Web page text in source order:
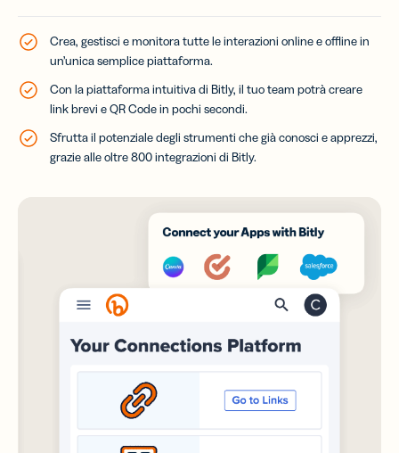
Crea, gestisci e monitora tutte le interazioni online e offline in
un’unica semplice piattaforma.
Con la piattaforma intuitiva di Bitly, il tuo team potrà creare
link brevi e QR Code in pochi secondi.
Sfrutta il potenziale degli strumenti che già conosci e apprezzi,
grazie alle oltre 800 integrazioni di Bitly.